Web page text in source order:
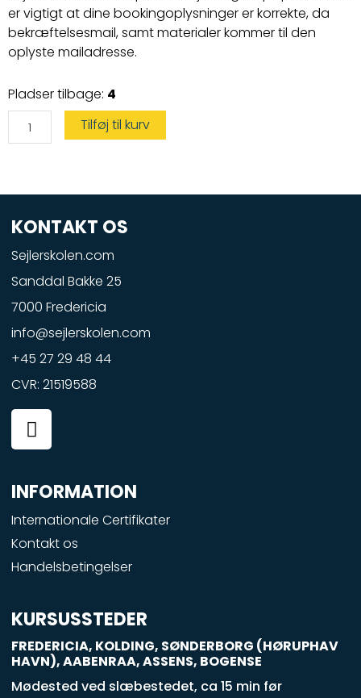
er vigtigt at dine bookingoplysninger er korrekte, da
bekræftelsesmail, samt materialer kommer til den
oplyste mailadresse.
Pladser tilbage: 4
Speedbådskørekort
og
vandscooterprøve
vandscooter
antal
Tilføj til kurv
KONTAKT OS
Sejlerskolen.com
Sanddal Bakke 25
7000 Fredericia
info@sejlerskolen.com
+45 27 29 48 44
CVR: 21519588
F
a
c
e
b
o
o
k
-
q
u
a
r
INFORMATION
Internationale Certifikater
Kontakt os
Handelsbetingelser
KURSUSSTEDER
FREDERICIA, KOLDING, SØNDERBORG (HØRUPHAV
HAVN), AABENRAA, ASSENS, BOGENSE
Mødested ved slæbestedet, ca 15 min før